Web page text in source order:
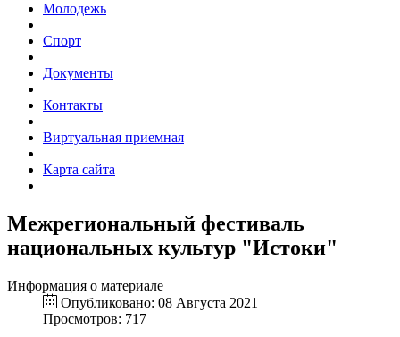
Молодежь
Спорт
Документы
Контакты
Виртуальная приемная
Карта сайта
Межрегиональный фестиваль
национальных культур "Истоки"
Информация о материале
Опубликовано: 08 Августа 2021
Просмотров: 717